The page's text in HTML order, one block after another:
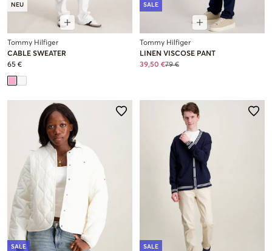
NEU
Tommy Hilfiger
CABLE SWEATER
65 €
SALE
Tommy Hilfiger
LINEN VISCOSE PANT
39,50 €79 €
SALE SALE